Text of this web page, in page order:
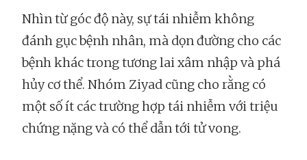
Nhìn từ góc độ này, sự tái nhiễm không
đánh gục bệnh nhân, mà dọn đường cho các
bệnh khác trong tương lai xâm nhập và phá
hủy cơ thể. Nhóm Ziyad cũng cho rằng có
một số ít các trường hợp tái nhiễm với triệu
chứng nặng và có thể dẫn tới tử vong.